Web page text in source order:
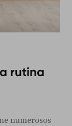
rutina
numerosos